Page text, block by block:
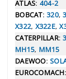
ATLAS: 404-2
BOBCAT: 320,
X322, X322E,
CATERPILLAR:
MH15, MM15
DAEWOO:
EUROCOMACH: